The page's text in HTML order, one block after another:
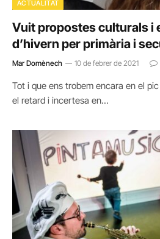
ACTUALITAT
Vuit propostes culturals i
d’hivern per primària i
Mar Domènech 10 de febrer de 2021
Tot i que ens trobem encara en el
el retard i incertesa en…